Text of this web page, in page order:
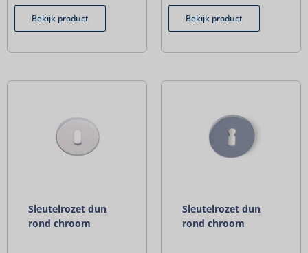
Bekijk product Bekijk product
Sleutelrozet dun
rond chroom
Sleutelrozet dun
rond chroom